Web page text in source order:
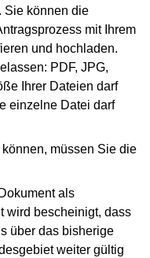
Sie können die
mit Ihrem
und hochladen.
PDF, JPG,
Ihrer Dateien darf
einzelne Datei darf
müssen Sie die
als
wird bescheinigt, dass
über das bisherige
weiter gültig